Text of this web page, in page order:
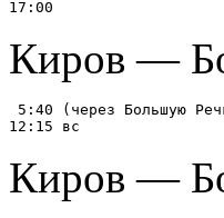
Киров —
5:40 (через Большую
Киров —